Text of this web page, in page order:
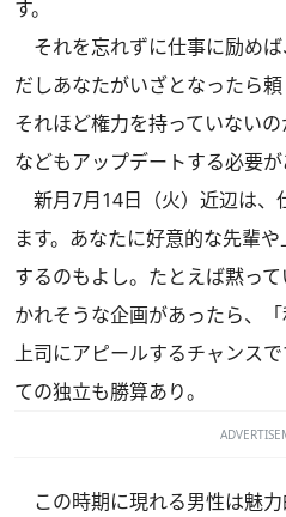
す。
それを忘れずに仕事に励め
だしあなたがいざとなったら
それほど権力を持っていない
などもアップデートする必要が
新月7月14日（火）近辺は、
ます。あなたに好意的な先輩
するのもよし。たとえば黙っ
かれそうな企画があったら、
上司にアピールするチャンス
ての独立も勝算あり。
この時期に現れる男性は魅